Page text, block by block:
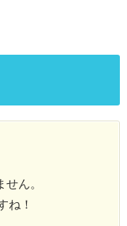
ん。
ね！